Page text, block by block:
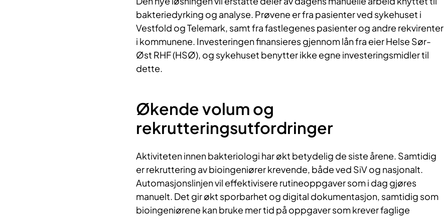
bakteriedyrking og analyse. Prøvene er fra pasienter ved sykehuset i
Vestfold og Telemark, samt fra fastlegenes pasienter og andre rekvirenter
i kommunene. Investeringen finansieres gjennom lån fra eier Helse Sør-
Øst RHF (HSØ), og sykehuset benytter ikke egne investeringsmidler til
dette.
Økende volum og
rekrutteringsutfordringer
Aktiviteten innen bakteriologi har økt betydelig de siste årene. Samtidig
er rekruttering av bioingeniører krevende, både ved SiV og nasjonalt.
Automasjonslinjen vil effektivisere rutineoppgaver som i dag gjøres
manuelt. Det gir økt sporbarhet og digital dokumentasjon, samtidig som
bioingeniørene kan bruke mer tid på oppgaver som krever faglige